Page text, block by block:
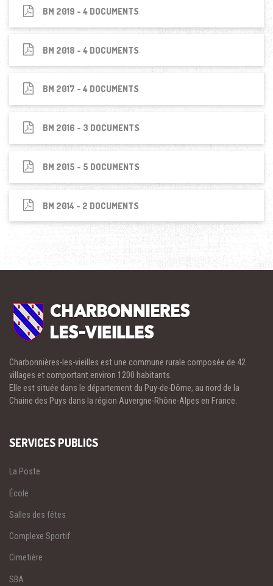
BM 2019 - 4 DOCUMENTS
BM 2018 - 4 DOCUMENTS
BM 2017 - 4 DOCUMENTS
BM 2016 - 3 DOCUMENTS
BM 2015 - 5 DOCUMENTS
BM 2014 - 2 DOCUMENTS
Charbonnières-les-vieilles est une commune rurale composée de 42
villages et comportant environ 1200 habitants.
Elle est située dans le département du Puy-de-Dôme, au nord de la
Chaine des Puys dans la région Auvergne-Rhône-Alpes en France.
SERVICES PUBLICS
La Poste
École
Salles des fêtes
Complexe Sportif
Cimetière
SBA